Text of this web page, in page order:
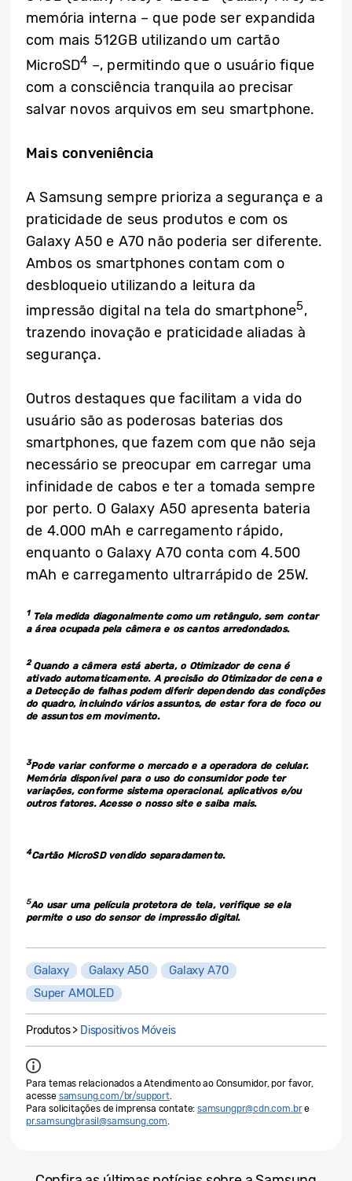
memória interna – que pode ser expandida
com mais 512GB utilizando um cartão
MicroSD4 –, permitindo que o usuário fique
com a consciência tranquila ao precisar
salvar novos arquivos em seu smartphone.
Mais conveniência
A Samsung sempre prioriza a segurança e a
praticidade de seus produtos e com os
Galaxy A50 e A70 não poderia ser diferente.
Ambos os smartphones contam com o
desbloqueio utilizando a leitura da
impressão digital na tela do smartphone5,
trazendo inovação e praticidade aliadas à
segurança.
Outros destaques que facilitam a vida do
usuário são as poderosas baterias dos
smartphones, que fazem com que não seja
necessário se preocupar em carregar uma
infinidade de cabos e ter a tomada sempre
por perto. O Galaxy A50 apresenta bateria
de 4.000 mAh e carregamento rápido,
enquanto o Galaxy A70 conta com 4.500
mAh e carregamento ultrarrápido de 25W.
1 Tela medida diagonalmente como um retângulo, sem contar
a área ocupada pela câmera e os cantos arredondados.
2Quando a câmera está aberta, o Otimizador de cena é
ativado automaticamente. A precisão do Otimizador de cena e
a Detecção de falhas podem diferir dependendo das condições
do quadro, incluindo vários assuntos, de estar fora de foco ou
de assuntos em movimento.
3Pode variar conforme o mercado e a operadora de celular.
Memória disponível para o uso do consumidor pode ter
variações, conforme sistema operacional, aplicativos e/ou
outros fatores. Acesse o nosso site e saiba mais.
4Cartão MicroSD vendido separadamente.
5Ao usar uma película protetora de tela, verifique se ela
permite o uso do sensor de impressão digital.
Galaxy Galaxy A50
Galaxy A70
Super AMOLED
Produtos > Dispositivos Móveis
Para temas relacionados a Atendimento ao Consumidor, por favor,
acesse samsung.com/br/support.
Para solicitações de imprensa contate: samsungpr@cdn.com.bre
pr.samsungbrasil@samsung.com.